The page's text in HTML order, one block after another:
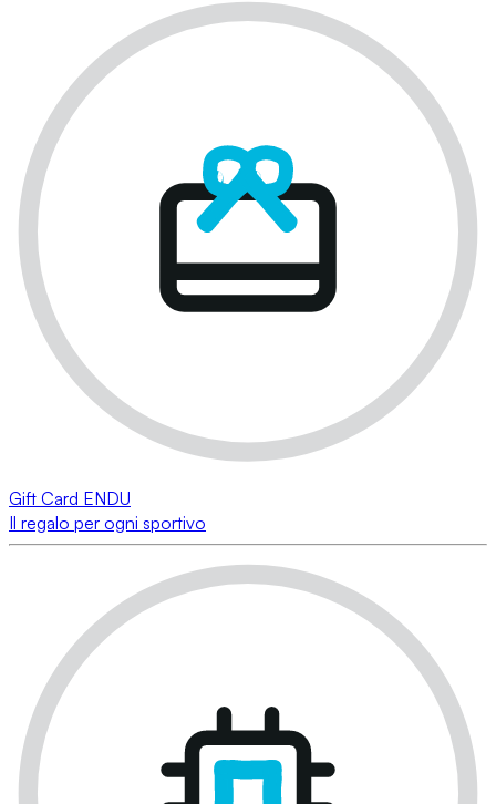
Gift Card ENDU
Il regalo per ogni sportivo